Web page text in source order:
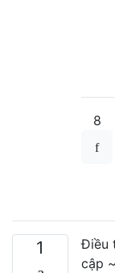
8
1
Điều
cập